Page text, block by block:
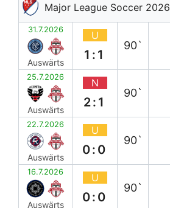
Major League Soccer 2026
31.7.2026
Auswärts
U
1:1
90`
25.7.2026
Auswärts
N
2:1
90`
22.7.2026
Auswärts
U
0:0
90`
16.7.2026
Auswärts
U
0:0
90`